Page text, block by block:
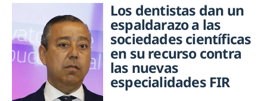
Los dentistas dan un
espaldarazo a las
sociedades científicas
en su recurso contra
las nuevas
especialidades FIR